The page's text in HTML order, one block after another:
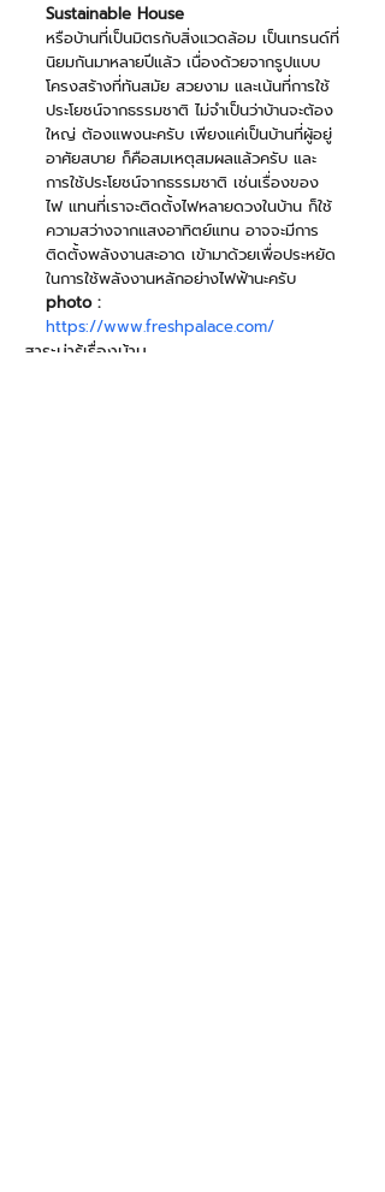
Sustainable House
หรือบ้านที่เป็นมิตรกับสิ่งแวดล้อม เป็นเทรนด์ที่
นิยมกันมาหลายปีแล้ว เนื่องด้วยจากรูปแบบ
โครงสร้างที่ทันสมัย สวยงาม และเน้นที่การใช้
ประโยชน์จากธรรมชาติ ไม่จำเป็นว่าบ้านจะต้อง
ใหญ่ ต้องแพงนะครับ เพียงแค่เป็นบ้านที่ผู้อยู่
อาศัยสบาย ก็คือสมเหตุสมผลแล้วครับ และ
การใช้ประโยชน์จากธรรมชาติ เช่นเรื่องของ
ไฟ แทนที่เราจะติดตั้งไฟหลายดวงในบ้าน ก็ใช้
ความสว่างจากแสงอาทิตย์แทน อาจจะมีการ
ติดตั้งพลังงานสะอาด เข้ามาด้วยเพื่อประหยัด
ในการใช้พลังงานหลักอย่างไฟฟ้านะครับ
photo :
https://www.freshpalace.com/
สาระน่ารู้เรื่องบ้าน